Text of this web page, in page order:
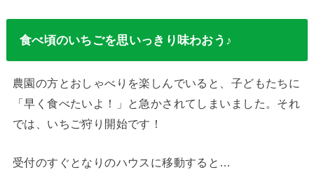
食べ頃のいちごを思いっきり味わおう♪
農園の方とおしゃべりを楽しんでいると、子どもたちに
「早く食べたいよ！」と急かされてしまいました。それ
では、いちご狩り開始です！
受付のすぐとなりのハウスに移動すると…